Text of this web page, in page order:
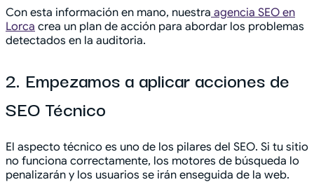
Con esta información en mano, nuestra agencia SEO en
Lorca crea un plan de acción para abordar los problemas
detectados en la auditoria.
2. Empezamos a aplicar acciones de
SEO Técnico
El aspecto técnico es uno de los pilares del SEO. Si tu sitio
no funciona correctamente, los motores de búsqueda lo
penalizarán y los usuarios se irán enseguida de la web.